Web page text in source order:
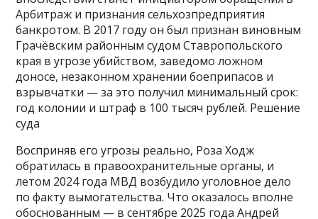
Арбитраж и признания сельхозпредприятия
банкротом. В 2017 году он был признан виновным
Грачёвским районным судом Ставропольского
края в угрозе убийством, заведомо ложном
доносе, незаконном хранении боеприпасов и
взрывчатки — за это получил минимальный срок:
год колонии и штраф в 100 тысяч рублей. Решение
суда
Восприняв его угрозы реально, Роза Ходж
обратилась в правоохранительные органы, и
летом 2024 года МВД возбудило уголовное дело
по факту вымогательства. Что оказалось вполне
обоснованным — в сентябре 2025 года Андрей